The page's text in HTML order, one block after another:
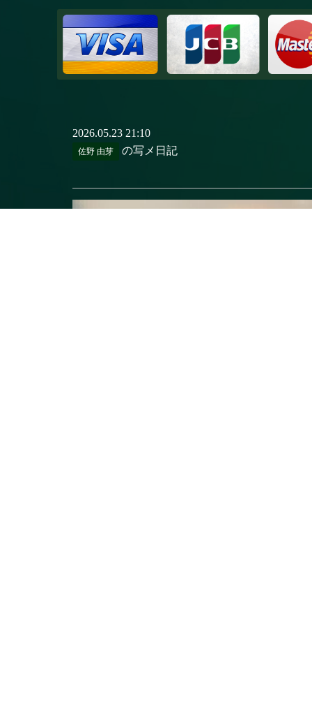
2026.05.23 21:10
佐野 由芽 の写メ日記